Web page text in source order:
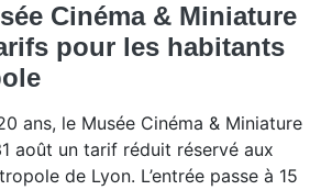
Cinéma & Miniature
pour les habitants
ans, le Musée Cinéma & Miniature
août un tarif réduit réservé aux
de Lyon. L’entrée passe à 15